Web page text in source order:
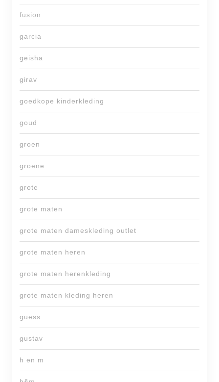
fusion
garcia
geisha
girav
goedkope kinderkleding
goud
groen
groene
grote
grote maten
grote maten dameskleding outlet
grote maten heren
grote maten herenkleding
grote maten kleding heren
guess
gustav
h en m